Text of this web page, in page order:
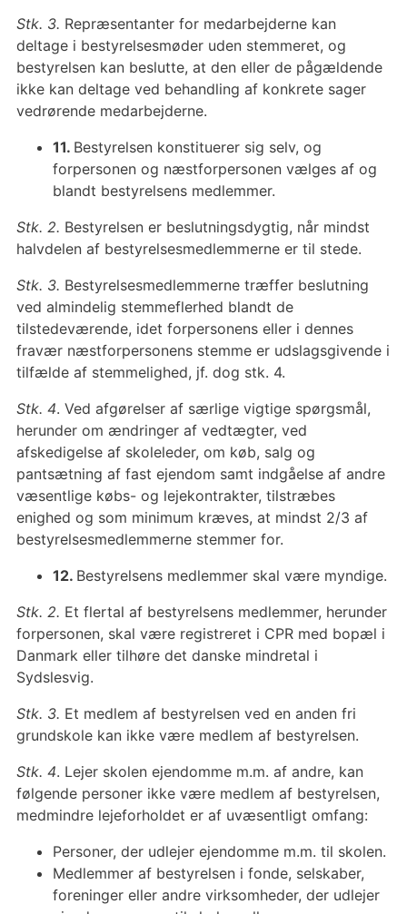
Stk. 3. Repræsentanter for medarbejderne kan
deltage i bestyrelsesmøder uden stemmeret, og
bestyrelsen kan beslutte, at den eller de pågældende
ikke kan deltage ved behandling af konkrete sager
vedrørende medarbejderne.
11. Bestyrelsen konstituerer sig selv, og
forpersonen og næstforpersonen vælges af og
blandt bestyrelsens medlemmer.
Stk. 2. Bestyrelsen er beslutningsdygtig, når mindst
halvdelen af bestyrelsesmedlemmerne er til stede.
Stk. 3. Bestyrelsesmedlemmerne træffer beslutning
ved almindelig stemmeflerhed blandt de
tilstedeværende, idet forpersonens eller i dennes
fravær næstforpersonens stemme er udslagsgivende i
tilfælde af stemmelighed, jf. dog stk. 4.
Stk. 4. Ved afgørelser af særlige vigtige spørgsmål,
herunder om ændringer af vedtægter, ved
afskedigelse af skoleleder, om køb, salg og
pantsætning af fast ejendom samt indgåelse af andre
væsentlige købs- og lejekontrakter, tilstræbes
enighed og som minimum kræves, at mindst 2/3 af
bestyrelsesmedlemmerne stemmer for.
12. Bestyrelsens medlemmer skal være myndige.
Stk. 2. Et flertal af bestyrelsens medlemmer, herunder
forpersonen, skal være registreret i CPR med bopæl i
Danmark eller tilhøre det danske mindretal i
Sydslesvig.
Stk. 3. Et medlem af bestyrelsen ved en anden fri
grundskole kan ikke være medlem af bestyrelsen.
Stk. 4. Lejer skolen ejendomme m.m. af andre, kan
følgende personer ikke være medlem af bestyrelsen,
medmindre lejeforholdet er af uvæsentligt omfang:
Personer, der udlejer ejendomme m.m. til skolen.
Medlemmer af bestyrelsen i fonde, selskaber,
foreninger eller andre virksomheder, der udlejer